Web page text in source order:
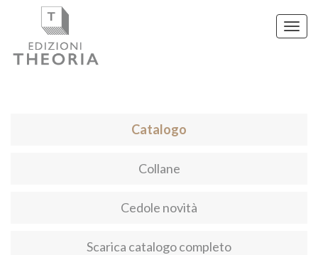
Catalogo
Collane
Cedole novità
Scarica catalogo completo